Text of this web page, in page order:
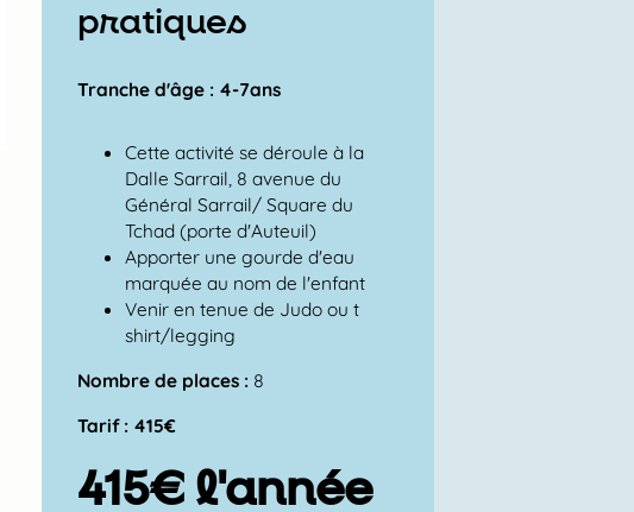
pratiques
Tranche d'âge : 4-7ans
Cette activité se déroule à la
Dalle Sarrail, 8 avenue du
Général Sarrail/ Square du
Tchad (porte d'Auteuil)
Apporter une gourde d'eau
marquée au nom de l'enfant
Venir en tenue de Judo ou t
shirt/legging
Nombre de places : 8
Tarif : 415€
415€ l'année